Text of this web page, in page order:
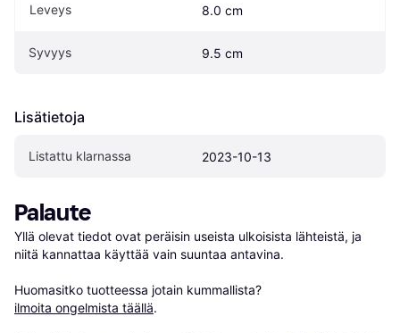
Leveys 8.0 cm
Syvyys 9.5 cm
Lisätietoja
Listattu klarnassa 2023-10-13
Palaute
Yllä olevat tiedot ovat peräisin useista ulkoisista lähteistä, ja
niitä kannattaa käyttää vain suuntaa antavina.
Huomasitko tuotteessa jotain kummallista?
ilmoita ongelmista täällä.